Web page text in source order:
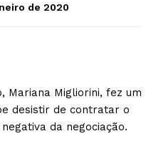
de 2020
Mariana Migliorini, fez um
desistir de contratar o
da negociação.